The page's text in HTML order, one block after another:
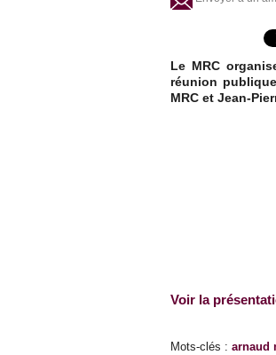
Le MRC
réunion
MRC et Jean-
Voir la
Mots-clés : arnaud